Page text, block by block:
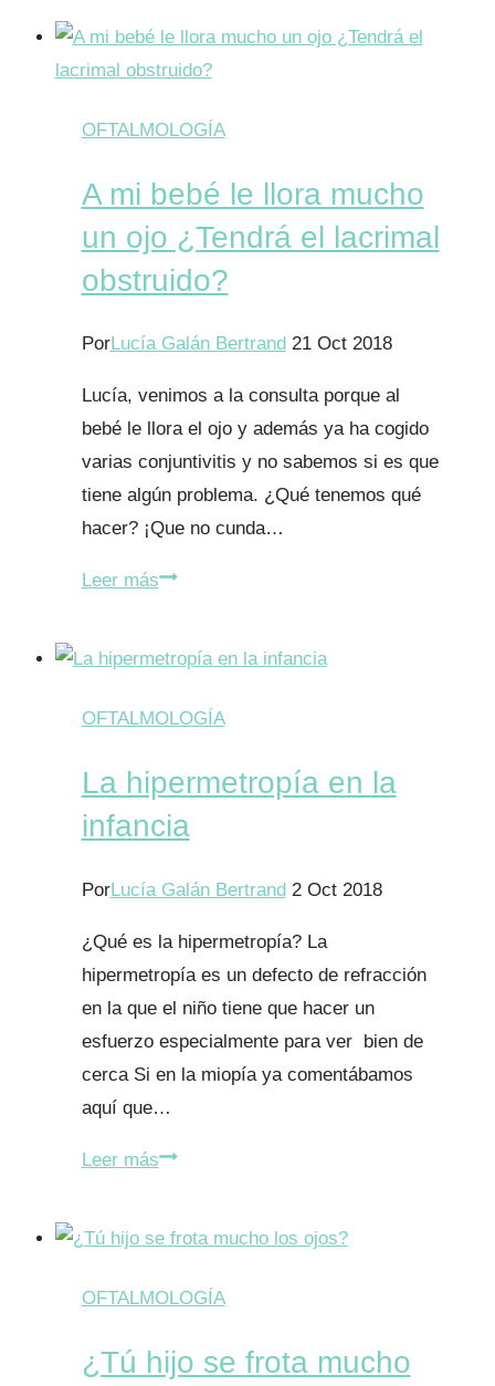
OFTALMOLOGÍA
A mi bebé le llora mucho
un ojo ¿Tendrá el lacrimal
obstruido?
PorLucía Galán Bertrand 21 Oct 2018
Lucía, venimos a la consulta porque al
bebé le llora el ojo y además ya ha cogido
varias conjuntivitis y no sabemos si es que
tiene algún problema. ¿Qué tenemos qué
hacer? ¡Que no cunda…
Leer másA
llora
un
ojo
¿Tendrá
el
obstruido?
OFTALMOLOGÍA
La hipermetropía en la
infancia
PorLucía Galán Bertrand 2 Oct 2018
¿Qué es la hipermetropía? La
hipermetropía es un defecto de refracción
en la que el niño tiene que hacer un
esfuerzo especialmente para ver bien de
cerca Si en la miopía ya comentábamos
aquí que…
Leer másLa
infancia
OFTALMOLOGÍA
¿Tú hijo se frota mucho